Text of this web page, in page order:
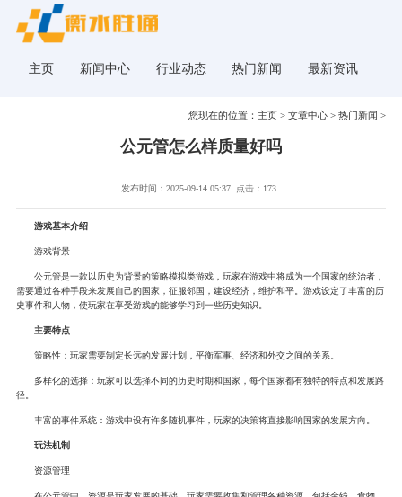
主页 新闻中心 行业动态 热门新闻 最新资讯
您现在的位置：主页 >文章中心 >热门新闻 >
公元管怎么样质量好吗
发布时间：2025-09-14 05:37 点击：173
游戏基本介绍
游戏背景
公元管是一款以历史为背景的策略模拟类游戏，玩家在游戏中将成为一个国家的统治者，
需要通过各种手段来发展自己的国家，征服邻国，建设经济，维护和平。游戏设定了丰富的历
史事件和人物，使玩家在享受游戏的能够学习到一些历史知识。
主要特点
策略性：玩家需要制定长远的发展计划，平衡军事、经济和外交之间的关系。
多样化的选择：玩家可以选择不同的历史时期和国家，每个国家都有独特的特点和发展路
径。
丰富的事件系统：游戏中设有许多随机事件，玩家的决策将直接影响国家的发展方向。
玩法机制
资源管理